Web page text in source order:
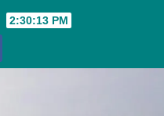
2:30:13 PM